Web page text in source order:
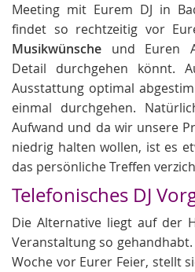
Meeting mit Eurem DJ in
findet so rechtzeitig vor
Musikwünsche und Euren
Detail durchgehen könnt.
Ausstattung optimal
einmal durchgehen.
Aufwand und da wir unsere
niedrig halten wollen, ist es
das persönliche Treffen
Telefonisches DJ
Die Alternative liegt auf der
Veranstaltung so
Woche vor Eurer Feier, stellt